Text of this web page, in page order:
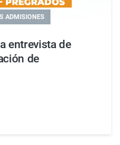
ADMISIONES
entrevista de
de